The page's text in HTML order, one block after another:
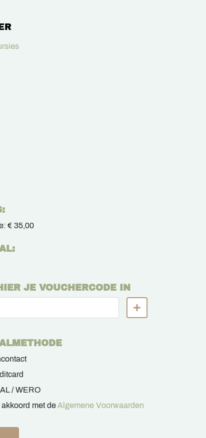
€ 35,00
JE VOUCHERCODE IN
/ WERO
akkoord met deAlgemene Voorwaarden